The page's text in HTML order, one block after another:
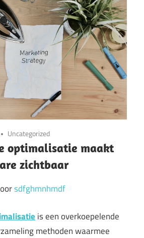
Uncategorized
optimalisatie maakt
zichtbaar
sdfghmnhmdf
is een overkoepelende
methoden waarmee